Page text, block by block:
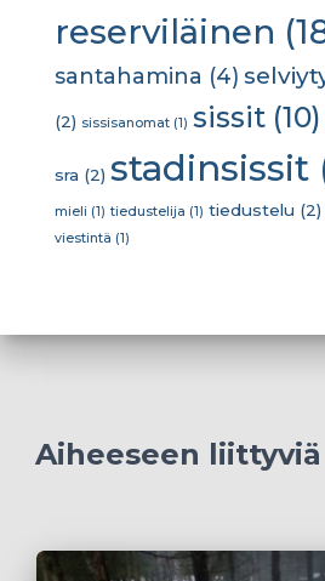
reserviläinen
santahamina (4)
(2) sissisanomat (1) sissit (10)
sra (2) stadinsissit
mieli (1) tiedustelija (1) tiedustelu (2)
viestintä (1)
Aiheeseen